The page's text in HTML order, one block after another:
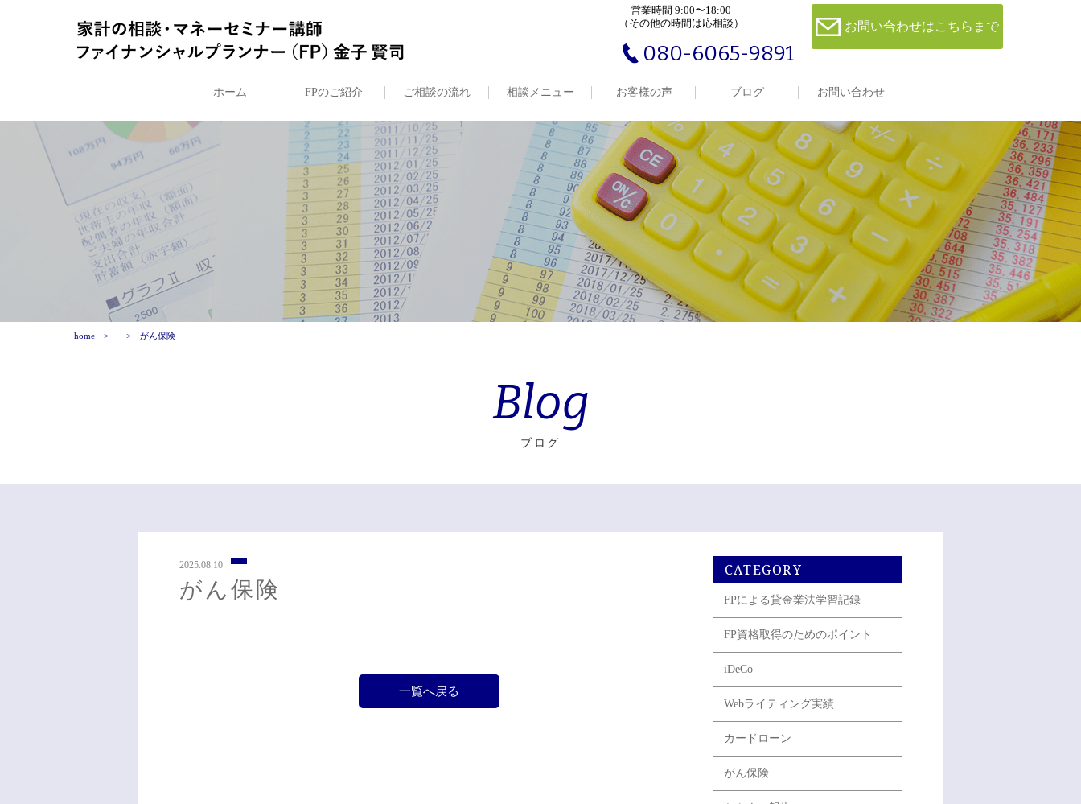
営業時間 9:00〜18:00
（その他の時間は応相談）
080-6065-9891
お問い合わせはこちらまで
ホーム FPのご紹介 ご相談の流れ 相談メニュー お客様の声 ブログ お問い合わせ
home がん保険
Blog
ブログ
2025.08.10
がん保険
一覧へ戻る
CATEGORY
FPによる貸金業法学習記録
FP資格取得のためのポイント
iDeCo
Webライティング実績
カードローン
がん保険